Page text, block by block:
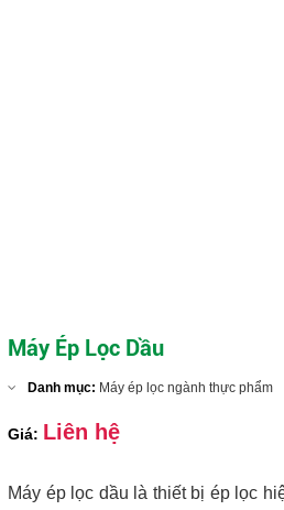
Máy Ép Lọc Dầu
Danh mục: Máy ép lọc ngành thực phẩm
Giá: Liên hệ
Máy ép lọc dầu là thiết bị ép lọc